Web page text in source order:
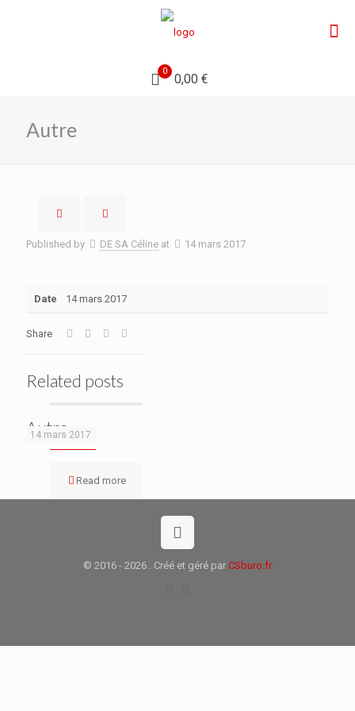
0
0,00 €
Autre
Published by DE SA Céline at 14 mars 2017
Date 14 mars 2017
Share
Related posts
14 mars 2017
Autre
Read more
© 2016 - 2026 . Créé et géré par CSburo.fr